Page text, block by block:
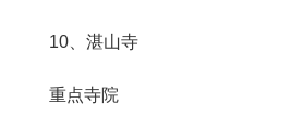
10、湛山寺
重点寺院